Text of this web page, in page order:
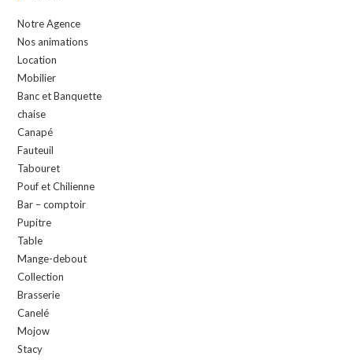
Notre Agence
Nos animations
Location
Mobilier
Banc et Banquette
chaise
Canapé
Fauteuil
Tabouret
Pouf et Chilienne
Bar – comptoir
Pupitre
Table
Mange-debout
Collection
Brasserie
Canelé
Mojow
Stacy